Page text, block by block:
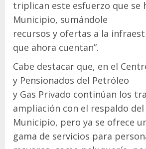
triplican este esfuerzo que se
Municipio, sumándole
recursos y ofertas a la
que ahora cuentan”.
Cabe destacar que, en el
y Pensionados del Petróleo
y Gas Privado continúan los
ampliación con el respaldo del
Municipio, pero ya se ofrece
gama de servicios para